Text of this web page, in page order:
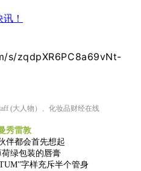
！
s/zqdpXR6PC8a69vNt-
(大人物）、化妆品财经在线
秀雷敦
伴都会首先想起
绿包装的唇膏
字样充斥半个管身